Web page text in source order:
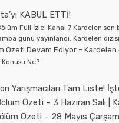
KABUL ETTİ!
Full İzle! Kanal 7 Kardelen
günü yayınlandı. Kardelen
Özeti Devam Ediyor –
Ne?
Yarışmacıları Tam Liste!
Özeti – 3 Haziran Salı |
Özeti – 28 Mayıs